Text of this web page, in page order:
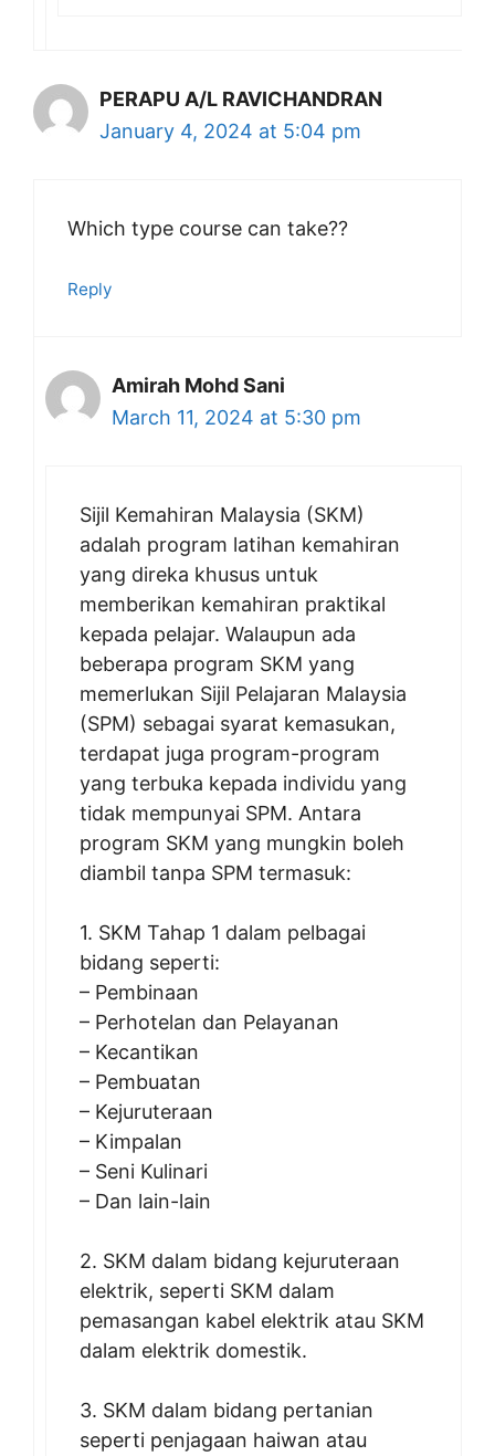
PERAPU A/L RAVICHANDRAN
January 4, 2024 at 5:04 pm
Which type course can take??
Reply
Amirah Mohd Sani
March 11, 2024 at 5:30 pm
Sijil Kemahiran Malaysia (SKM)
adalah program latihan kemahiran
yang direka khusus untuk
memberikan kemahiran praktikal
kepada pelajar. Walaupun ada
beberapa program SKM yang
memerlukan Sijil Pelajaran Malaysia
(SPM) sebagai syarat kemasukan,
terdapat juga program-program
yang terbuka kepada individu yang
tidak mempunyai SPM. Antara
program SKM yang mungkin boleh
diambil tanpa SPM termasuk:
1. SKM Tahap 1 dalam pelbagai
bidang seperti:
– Pembinaan
– Perhotelan dan Pelayanan
– Kecantikan
– Pembuatan
– Kejuruteraan
– Kimpalan
– Seni Kulinari
– Dan lain-lain
2. SKM dalam bidang kejuruteraan
elektrik, seperti SKM dalam
pemasangan kabel elektrik atau SKM
dalam elektrik domestik.
3. SKM dalam bidang pertanian
seperti penjagaan haiwan atau